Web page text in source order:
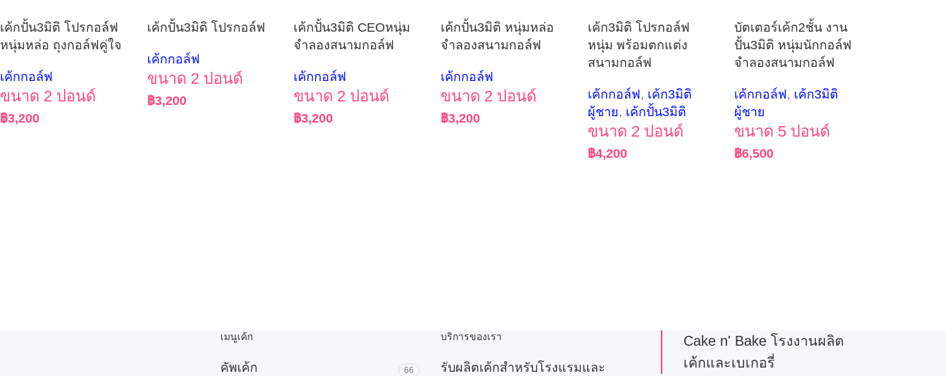
เค้กปั้น3มิติ โปรกอล์ฟ
หนุ่มหล่อ ถุงกอล์ฟคู่ใจ
เค้กกอล์ฟ
ขนาด 2 ปอนด์
฿3,200
เค้กปั้น3มิติ โปรกอล์ฟ
เค้กกอล์ฟ
ขนาด 2 ปอนด์
฿3,200
เค้กปั้น3มิติ CEOหนุ่ม
จำลองสนามกอล์ฟ
เค้กกอล์ฟ
ขนาด 2 ปอนด์
฿3,200
เค้กปั้น3มิติ หนุ่มหล่อ
จำลองสนามกอล์ฟ
เค้กกอล์ฟ
ขนาด 2 ปอนด์
฿3,200
เค้ก3มิติ โปรกอล์ฟ
หนุ่ม พร้อมตกแต่ง
สนามกอล์ฟ
เค้กกอล์ฟ, เค้ก3มิติ
ผู้ชาย, เค้กปั้น3มิติ
ขนาด 2 ปอนด์
฿4,200
บัตเตอร์เค้ก2ชั้น งาน
ปั้น3มิติ หนุ่มนักกอล์ฟ
จำลองสนามกอล์ฟ
เค้กกอล์ฟ, เค้ก3มิติ
ผู้ชาย
ขนาด 5 ปอนด์
฿6,500
เมนูเค้ก
คัพเค้ก 66
บริการของเรา
รับผลิตเค้กสำหรับโรงแรมและ
Cake n' Bake โรงงานผลิต
เค้กและเบเกอรี่